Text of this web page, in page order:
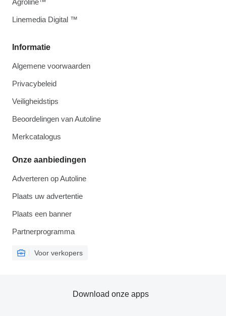
Informatie
Algemene voorwaarden
Privacybeleid
Veiligheidstips
Beoordelingen van Autoline
Merkcatalogus
Onze aanbiedingen
Adverteren op Autoline
Plaats uw advertentie
Plaats een banner
Partnerprogramma
Voor verkopers
Agroline™
Linemedia Digital ™
Download onze apps